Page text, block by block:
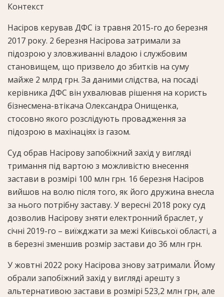
Контекст
Насіров керував ДФС із травня 2015-го до березня
2017 року. 2 березня Насірова затримали за
підозрою узловживанні владою і службовим
становищем, що призвело до збитків на суму
майже 2 млрд грн. За даними слідства, на посаді
керівника ДФС він ухвалював рішення на користь
бізнесмена-втікача Олександра Онищенка,
стосовно якого розслідують провадження за
підозрою в махінаціях із газом.
Суд обрав Насірову запобіжний захід у вигляді
тримання під вартою з можливістю внесення
застави в розмірі 100 млн грн. 16 березня Насіров
вийшов на волю після того, як його дружина внесла
за нього потрібну заставу. У вересні 2018 року суд
дозволив Насірову зняти електронний браслет, у
січні 2019-го – виїжджати за межі Київської області, а
в березні зменшив розмір застави до 36 млн грн.
У жовтні 2022 року Насірова знову затримали. Йому
обрали запобіжний захід у вигляді арешту з
альтернативою застави в розмірі 523,2 млн грн, але